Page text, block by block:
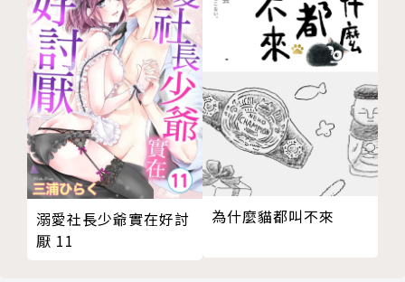
溺愛社長少爺實在好討
厭 11
為什麼貓都叫不來